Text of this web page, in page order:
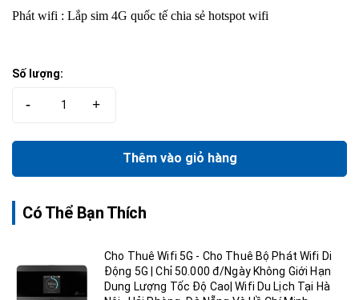
Phát wifi : Lắp sim 4G quốc tế chia sẻ hotspot wifi
Số lượng:
- +
Thêm vào giỏ hàng
Có Thể Bạn Thích
Cho Thuê Wifi 5G - Cho Thuê Bộ Phát Wifi Di
Động 5G | Chỉ 50.000 đ/Ngày Không Giới Hạn
Dung Lượng Tốc Độ Cao| Wifi Du Lịch Tại Hà